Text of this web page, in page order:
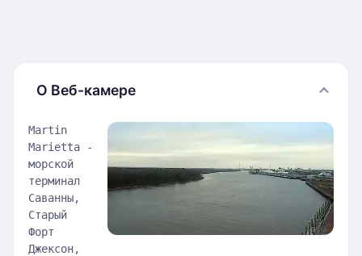
О Веб-камере
Martin
Marietta -
морской
терминал
Саванны,
Старый
Форт
Джексон,